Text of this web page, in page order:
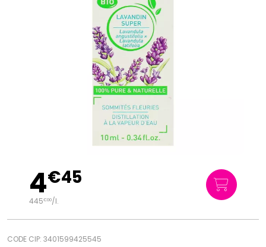
4€45
445€00/l.
CODE CIP: 3401599425545